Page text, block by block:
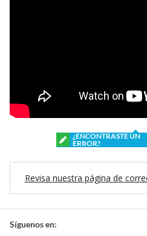
¿ENCONTRASTE UN
ERROR?
Revisa nuestra página de
Síguenos en: